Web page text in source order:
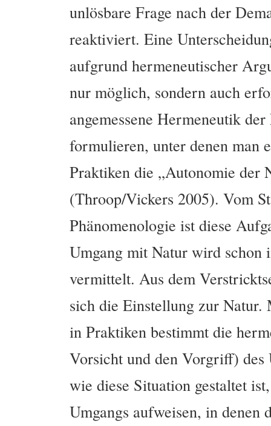
unlösbare Frage nach der
reaktiviert. Eine
aufgrund hermeneutischer
nur möglich, sondern auch
angemessene Hermeneutik
formulieren, unter denen man
Praktiken die „Autonomie der
(Throop/Vickers 2005). Vom
Phänomenologie ist diese
Umgang mit Natur wird schon
vermittelt. Aus dem
sich die Einstellung zur
in Praktiken bestimmt die
Vorsicht und den Vorgriff) des
wie diese Situation gestaltet
Umgangs aufweisen, in denen